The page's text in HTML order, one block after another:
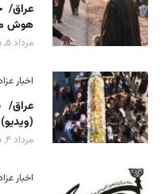
عراق/
هوش
مرداد 5, 1405
اخبار
عراق/
(ویدیو)
مرداد 4, 1405
اخبار